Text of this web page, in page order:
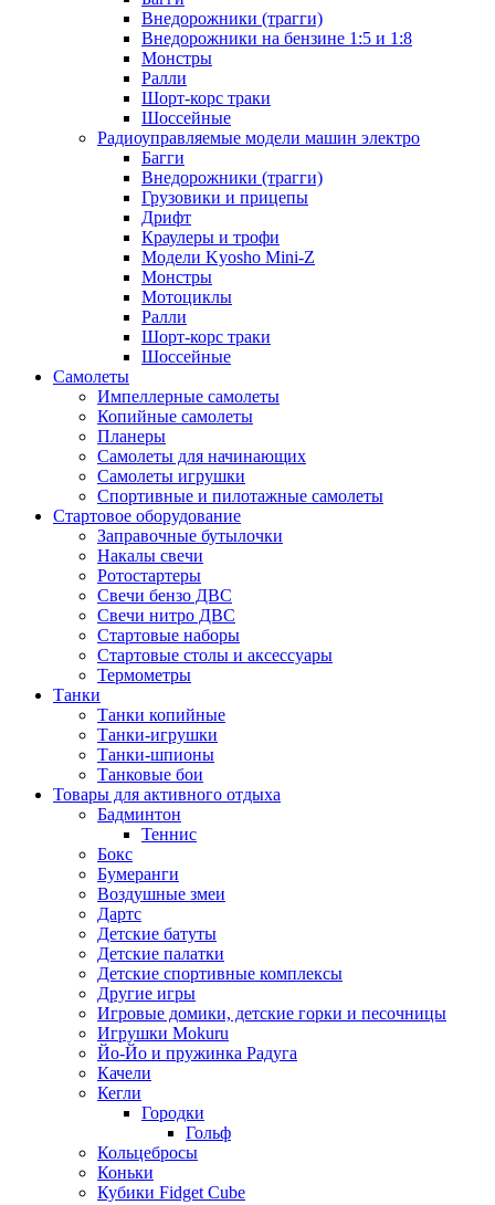
Внедорожники (трагги)
Внедорожники на бензине 1:5 и 1:8
Монстры
Ралли
Шорт-корс траки
Шоссейные
Радиоуправляемые модели машин электро
Багги
Внедорожники (трагги)
Грузовики и прицепы
Дрифт
Краулеры и трофи
Модели Kyosho Mini-Z
Монстры
Мотоциклы
Ралли
Шорт-корс траки
Шоссейные
Самолеты
Импеллерные самолеты
Копийные самолеты
Планеры
Самолеты для начинающих
Самолеты игрушки
Спортивные и пилотажные самолеты
Стартовое оборудование
Заправочные бутылочки
Накалы свечи
Ротостартеры
Свечи бензо ДВС
Свечи нитро ДВС
Стартовые наборы
Стартовые столы и аксессуары
Термометры
Танки
Танки копийные
Танки-игрушки
Танки-шпионы
Танковые бои
Товары для активного отдыха
Бадминтон
Теннис
Бокс
Бумеранги
Воздушные змеи
Дартс
Детские батуты
Детские палатки
Детские спортивные комплексы
Другие игры
Игровые домики, детские горки и песочницы
Игрушки Mokuru
Йо-Йо и пружинка Радуга
Качели
Кегли
Городки
Гольф
Кольцебросы
Коньки
Кубики Fidget Cube